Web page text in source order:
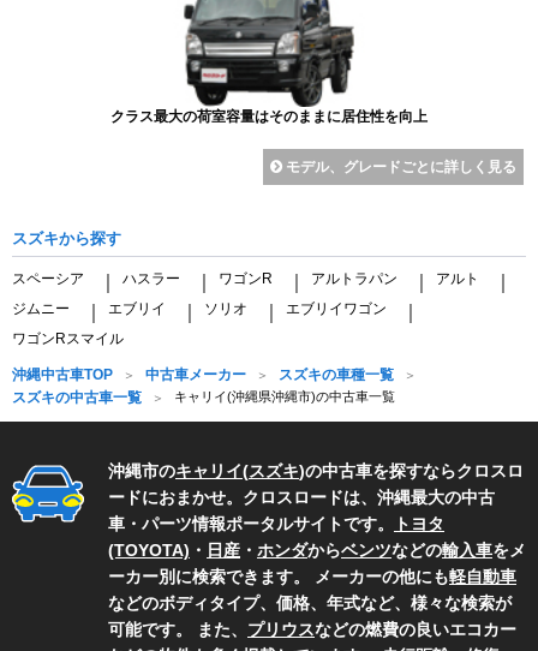
クラス最大の荷室容量はそのままに居住性を向上
モデル、グレードごとに詳しく見る
スズキから探す
スペーシア ハスラー ワゴンR アルトラパン アルト
ジムニー エブリイ ソリオ エブリイワゴン
ワゴンRスマイル
沖縄中古車TOP 中古車メーカー
スズキの車種一覧
スズキの中古車一覧
キャリイ(沖縄県沖縄市)の中古車一覧
沖縄市のキャリイ(スズキ)の中古車を探すならクロスロ
ードにおまかせ。クロスロードは、沖縄最大の中古
車・パーツ情報ポータルサイトです。
トヨタ
(TOYOTA) ・ 日産 ・ ホンダからベンツなどの輸入車をメ
ーカー別に検索できます。 メーカーの他にも軽自動車
などのボディタイプ、価格、年式など、様々な検索が
可能です。 また、 プリウスなどの燃費の良いエコカー